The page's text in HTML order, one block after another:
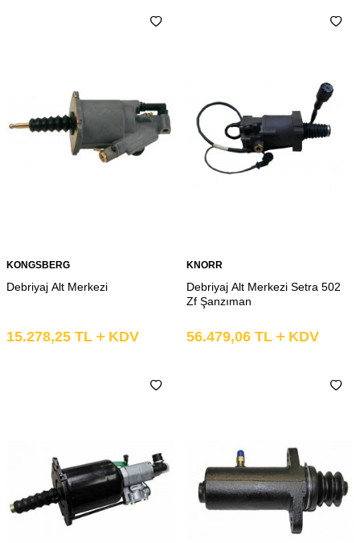
KONGSBERG
Debriyaj Alt Merkezi
15.278,25 TL KDV
KNORR
Debriyaj Alt Merkezi Setra 502
Zf Şanzıman
56.479,06 TL KDV